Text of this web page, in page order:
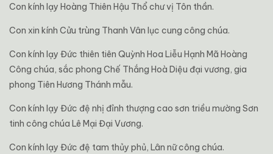
Con kính lạy Hoàng Thiên Hậu Thổ chư vị Tôn thần.
Con xin kính Cửu trùng Thanh Vân lục cung công chúa.
Con kính lạy Đức thiên tiên Quỳnh Hoa Liễu Hạnh Mã Hoàng
Công chúa, sắc phong Chế Thắng Hoà Diệu đại vương, gia
phong Tiên Hương Thánh mẫu.
Con kính lạy Đức đệ nhị đỉnh thượng cao sơn triều mường Sơn
tinh công chúa Lê Mại Đại Vương.
Con kính lạy Đức đệ tam thủy phủ, Lân nữ công chúa.